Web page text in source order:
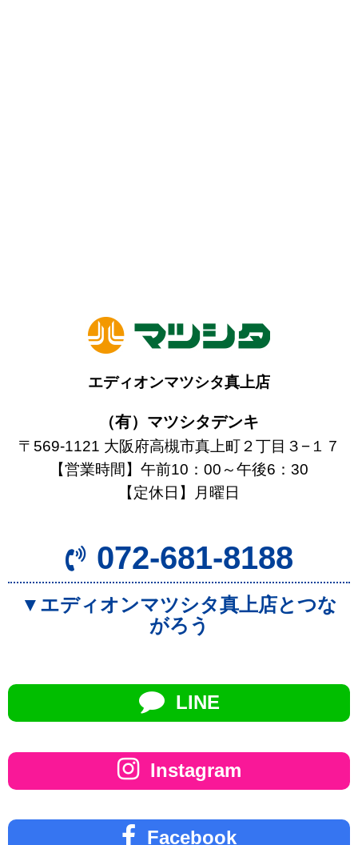
エディオンマツシタ真上店
（有）マツシタデンキ
〒569-1121 大阪府高槻市真上町２丁目３−１７
【営業時間】午前10：00～午後6：30
【定休日】月曜日
072-681-8188
▼エディオンマツシタ真上店とつな
がろう
LINE
Instagram
Facebook